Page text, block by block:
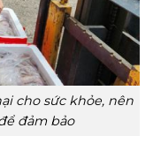
cho sức khỏe, nên
đảm bảo